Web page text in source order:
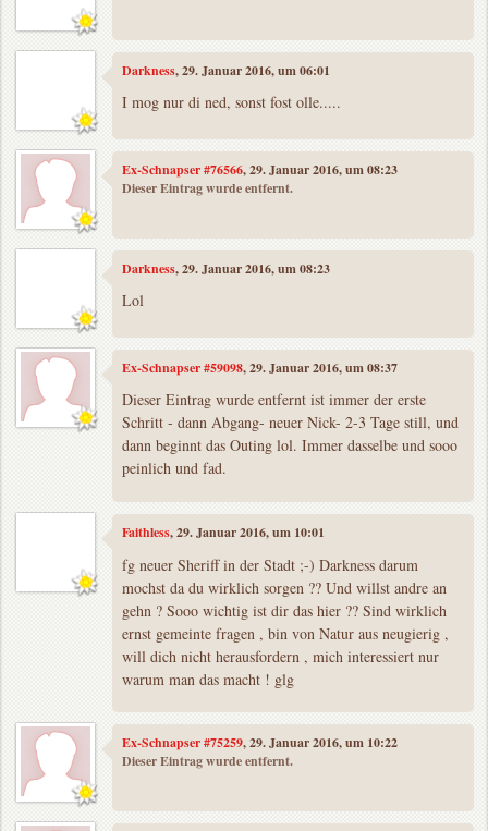
Darkness, 29. Januar 2016, um 06:01
I mog nur di ned, sonst fost olle.....
Ex-Schnapser #76566, 29. Januar 2016, um 08:23
Dieser Eintrag wurde entfernt.
Darkness, 29. Januar 2016, um 08:23
Lol
Ex-Schnapser #59098, 29. Januar 2016, um 08:37
Dieser Eintrag wurde entfernt ist immer der erste
Schritt - dann Abgang- neuer Nick- 2-3 Tage still, und
dann beginnt das Outing lol. Immer dasselbe und sooo
peinlich und fad.
Faithless, 29. Januar 2016, um 10:01
fg neuer Sheriff in der Stadt ;-) Darkness darum
mochst da du wirklich sorgen ?? Und willst andre an
gehn ? Sooo wichtig ist dir das hier ?? Sind wirklich
ernst gemeinte fragen , bin von Natur aus neugierig ,
will dich nicht herausfordern , mich interessiert nur
warum man das macht ! glg
Ex-Schnapser #75259, 29. Januar 2016, um 10:22
Dieser Eintrag wurde entfernt.